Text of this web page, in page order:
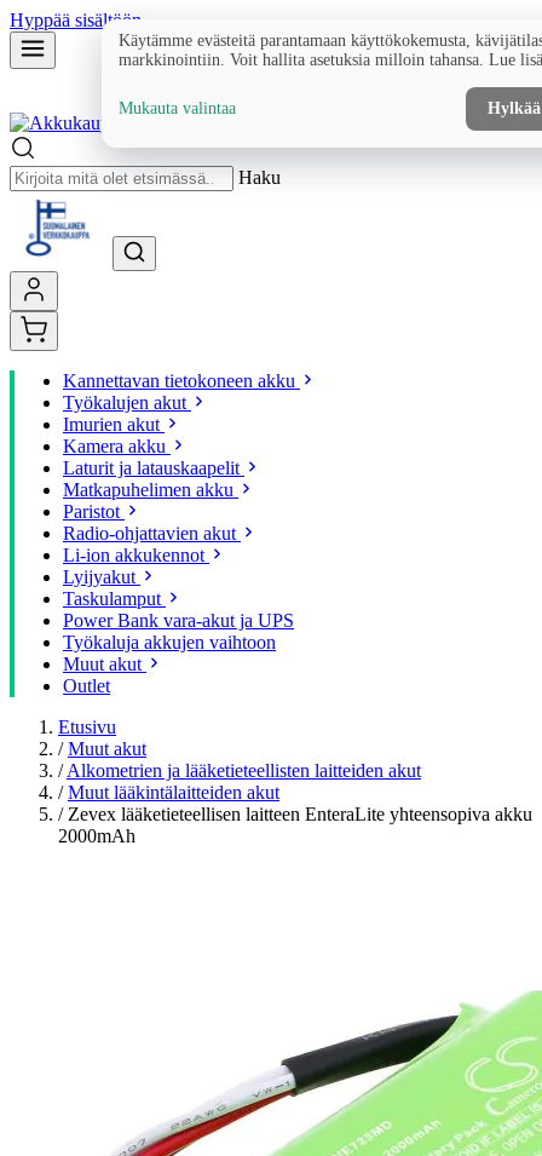
Hyppää sisältöön
Haku
Kannettavan tietokoneen akku
Työkalujen akut
Imurien akut
Kamera akku
Laturit ja latauskaapelit
Matkapuhelimen akku
Paristot
Radio-ohjattavien akut
Li-ion akkukennot
Lyijyakut
Taskulamput
Power Bank vara-akut ja UPS
Työkaluja akkujen vaihtoon
Muut akut
Outlet
Etusivu
/ Muut akut
/ Alkometrien ja lääketieteellisten laitteiden akut
/ Muut lääkintälaitteiden akut
/ Zevex lääketieteellisen laitteen EnteraLite yhteensopiva akku
2000mAh
Käytämme evästeitä parantamaan käyttökokemusta,
markkinointiin. Voit hallita asetuksia milloin tahansa. Lue
Mukauta valintaa Hylkää